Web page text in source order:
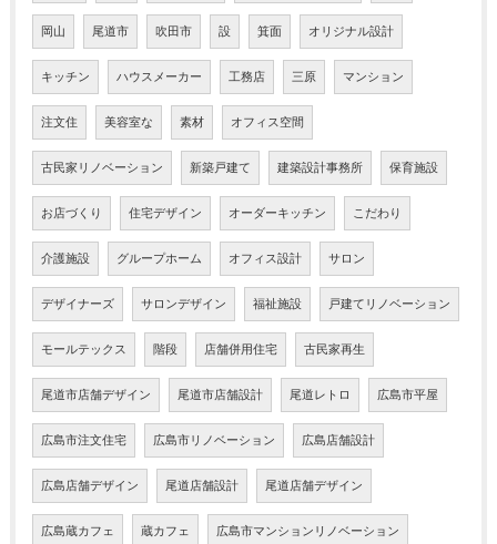
岡山 尾道市 吹田市 設 箕面 オリジナル設計
キッチン ハウスメーカー 工務店 三原 マンション
注文住 美容室な 素材 オフィス空間
古民家リノベーション 新築戸建て 建築設計事務所 保育施設
お店づくり 住宅デザイン オーダーキッチン こだわり
介護施設 グループホーム オフィス設計 サロン
デザイナーズ サロンデザイン 福祉施設 戸建てリノベーション
モールテックス 階段 店舗併用住宅 古民家再生
尾道市店舗デザイン 尾道市店舗設計 尾道レトロ 広島市平屋
広島市注文住宅 広島市リノベーション 広島店舗設計
広島店舗デザイン 尾道店舗設計 尾道店舗デザイン
広島蔵カフェ 蔵カフェ 広島市マンションリノベーション